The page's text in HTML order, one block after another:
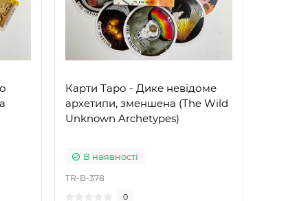
Карти Таро - Дике невідоме
архетипи, зменшена (The Wild
Unknown Archetypes)
В наявності
TR-B-378
0